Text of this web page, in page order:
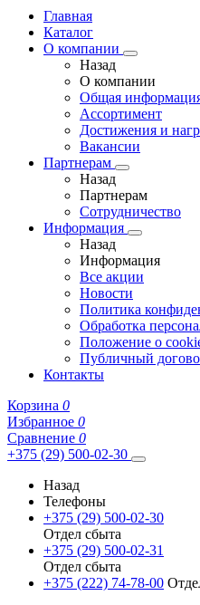
Главная
Каталог
О компании
Назад
О компании
Общая
Ассортимент
Достижения и
Вакансии
Партнерам
Назад
Партнерам
Сотрудничество
Информация
Назад
Информация
Все акции
Новости
Политика
Обработка
Положение о
Публичный
Контакты
Корзина 0
Избранное 0
Сравнение 0
+375 (29) 500-02-30
Назад
Телефоны
+375 (29) 500-02-30
Отдел сбыта
+375 (29) 500-02-31
Отдел сбыта
+375 (222) 74-78-00